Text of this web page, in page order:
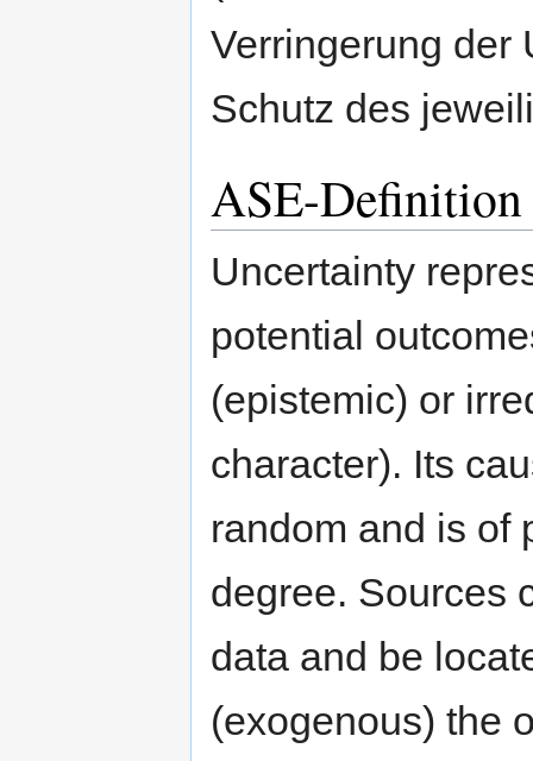
Verringerung der
Schutz des
ASE-
Uncertainty
potential
(epistemic) or
character). Its
random and is of
degree. Sources
data and be
(exogenous) the